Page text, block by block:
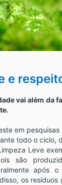
e
vai além da
em
todo o ciclo,
Leve
são
após
os